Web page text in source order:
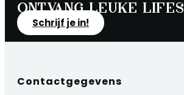
Ontvang leuke
Schrijf je in!
Contactgegevens